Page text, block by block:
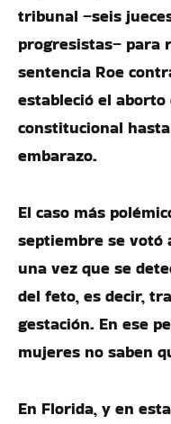
tribunal –seis
progresistas–
sentencia Roe
estableció el aborto
constitucional
embarazo.
El caso más
septiembre se
una vez que se
del feto, es decir,
gestación. En ese
mujeres no saben
En Florida, y en